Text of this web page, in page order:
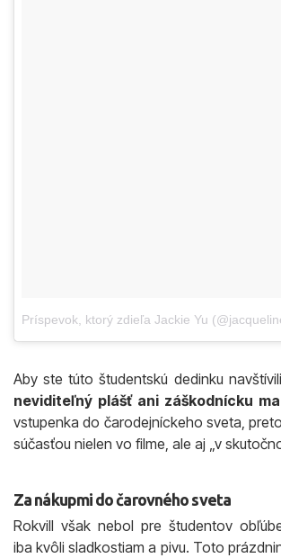
Príspevok, ktorý zdieľa Jackie Yu
Aby ste túto študentskú dedinku navštívili,
neviditeľný plášť ani záškodnícku
vstupenka do čarodejníckeho sveta,
súčasťou nielen vo filme, ale aj „v
Za nákupmi do čarovného sveta
Rokvill však nebol pre študentov
iba kvôli sladkostiam a pivu. Toto